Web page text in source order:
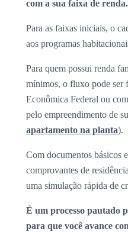
com a sua faixa de renda.
Para as faixas iniciais, o
aos programas
Para quem possui renda
mínimos, o fluxo pode ser
Econômica Federal ou
pelo empreendimento de
apartamento na planta).
Com documentos básicos
comprovantes de
uma simulação rápida de
É um processo pautado
para que você avance